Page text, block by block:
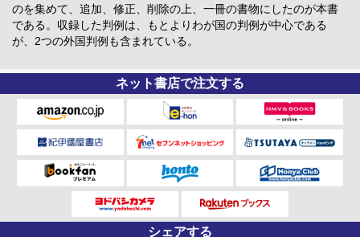
のを集めて、追加、修正、削除の上、一冊の書物にしたのが本書
である。収録した判例は、もとよりわが国の判例が中心である
が、2つの外国判例も含まれている。
ネット書店で注文する
シェアする